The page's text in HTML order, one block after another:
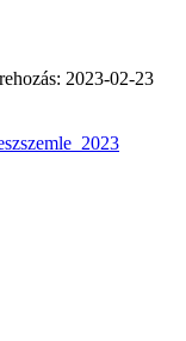
2023-02-23